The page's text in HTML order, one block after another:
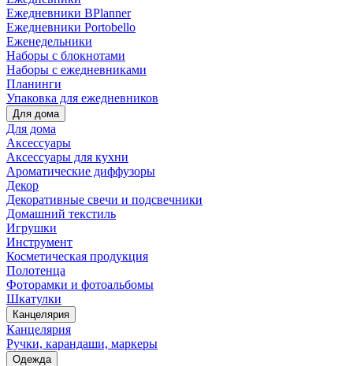
Ежедневники BPlanner
Ежедневники Portobello
Еженедельники
Наборы с блокнотами
Наборы с ежедневниками
Планинги
Упаковка для ежедневников
Для дома
Для дома
Аксессуары
Аксессуары для кухни
Ароматические диффузоры
Декор
Декоративные свечи и подсвечники
Домашний текстиль
Игрушки
Инструмент
Косметическая продукция
Полотенца
Фоторамки и фотоальбомы
Шкатулки
Канцелярия
Канцелярия
Ручки, карандаши, маркеры
Одежда